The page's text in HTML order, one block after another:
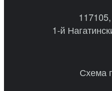
1-й
Схема